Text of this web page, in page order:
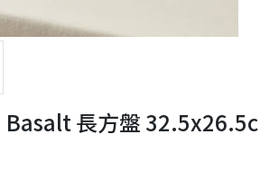
長方盤 32.5x26.5c